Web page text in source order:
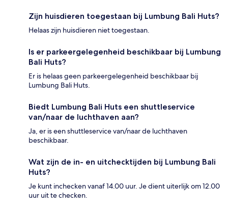
Zijn huisdieren toegestaan bij Lumbung Bali Huts?
Helaas zijn huisdieren niet toegestaan.
Is er parkeergelegenheid beschikbaar bij Lumbung
Bali Huts?
Er is helaas geen parkeergelegenheid beschikbaar bij
Lumbung Bali Huts.
Biedt Lumbung Bali Huts een shuttleservice
van/naar de luchthaven aan?
Ja, er is een shuttleservice van/naar de luchthaven
beschikbaar.
Wat zijn de in- en uitchecktijden bij Lumbung Bali
Huts?
Je kunt inchecken vanaf 14.00 uur. Je dient uiterlijk om 12.00
uur uit te checken.